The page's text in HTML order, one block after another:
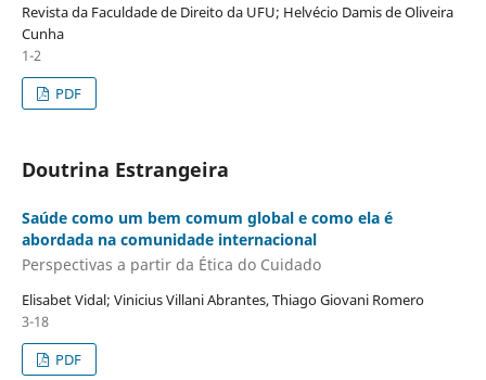
Revista da Faculdade de Direito da UFU; Helvécio Damis de Oliveira
Cunha
1-2
PDF
Doutrina Estrangeira
Saúde como um bem comum global e como ela é
abordada na comunidade internacional
Perspectivas a partir da Ética do Cuidado
Elisabet Vidal; Vinicius Villani Abrantes, Thiago Giovani Romero
3-18
PDF